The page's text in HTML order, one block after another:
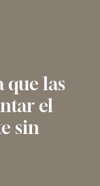
que las
el
sin